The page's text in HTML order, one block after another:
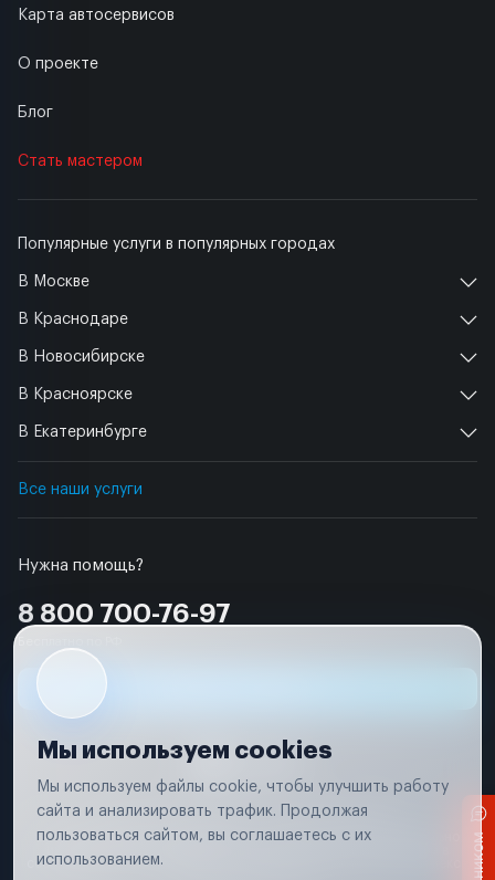
Нужна помощь?
8 800 700-76-97
Популярные услуги в популярных городах
В Москве
В Краснодаре
В Новосибирске
В Красноярске
В Екатеринбурге
Все наши услуги
Карта автосервисов
О проекте
Блог
Стать мастером
Условия использования
Удаление аккаунта
Вся информация, представленная на сайте, носит исключительно
соответствии с положениями статьи 437 (п. 2) Гражданского кодекса
Мы используем cookies
Мы используем файлы cookie, чтобы улучшить работу
сайта и анализировать трафик. Продолжая
пользоваться сайтом, вы соглашаетесь с их
использованием.